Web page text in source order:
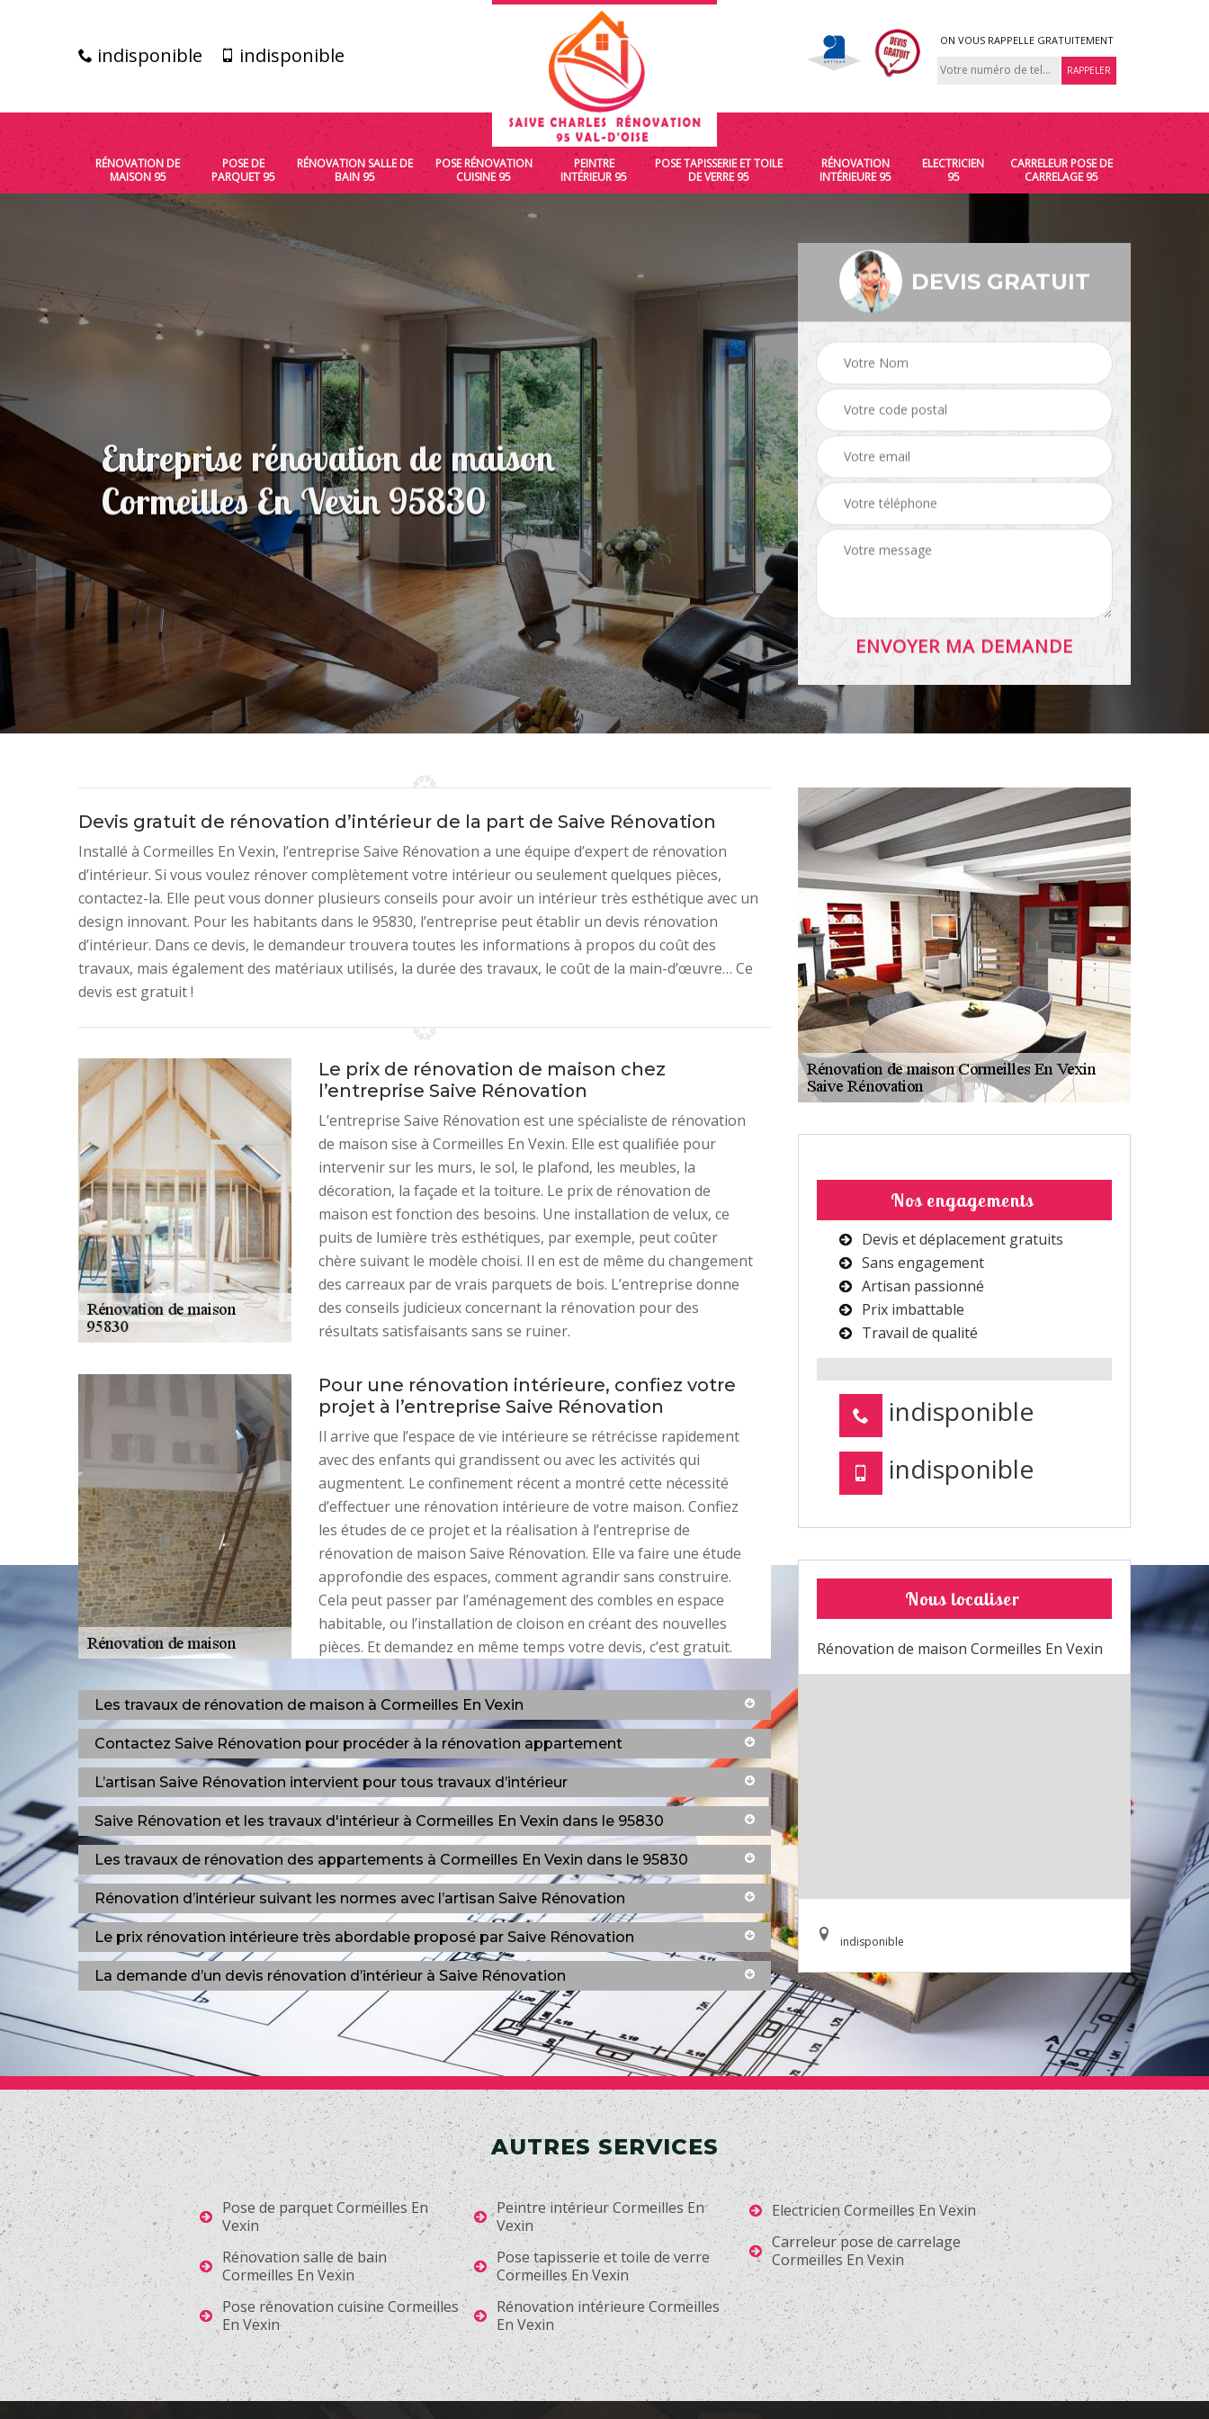
indisponible indisponible
ON VOUS RAPPELLE GRATUITEMENT
RÉNOVATION DE
MAISON 95
POSE DE
PARQUET 95
RÉNOVATION SALLE DE
BAIN 95
POSE RÉNOVATION
CUISINE 95
PEINTRE
INTÉRIEUR 95
POSE TAPISSERIE ET TOILE
DE VERRE 95
RÉNOVATION
INTÉRIEURE 95
ELECTRICIEN
95
CARRELEUR POSE DE
CARRELAGE 95
Entreprise rénovation de maison
Cormeilles En Vexin 95830
DEVIS GRATUIT
Devis gratuit de rénovation d’intérieur de la part de Saive Rénovation
Installé à Cormeilles En Vexin, l’entreprise Saive Rénovation a une équipe d’expert de rénovation
d’intérieur. Si vous voulez rénover complètement votre intérieur ou seulement quelques pièces,
contactez-la. Elle peut vous donner plusieurs conseils pour avoir un intérieur très esthétique avec un
design innovant. Pour les habitants dans le 95830, l’entreprise peut établir un devis rénovation
d’intérieur. Dans ce devis, le demandeur trouvera toutes les informations à propos du coût des
travaux, mais également des matériaux utilisés, la durée des travaux, le coût de la main-d’œuvre… Ce
devis est gratuit !
Le prix de rénovation de maison chez
l’entreprise Saive Rénovation
L’entreprise Saive Rénovation est une spécialiste de rénovation
de maison sise à Cormeilles En Vexin. Elle est qualifiée pour
intervenir sur les murs, le sol, le plafond, les meubles, la
décoration, la façade et la toiture. Le prix de rénovation de
maison est fonction des besoins. Une installation de velux, ce
puits de lumière très esthétiques, par exemple, peut coûter
chère suivant le modèle choisi. Il en est de même du changement
des carreaux par de vrais parquets de bois. L’entreprise donne
des conseils judicieux concernant la rénovation pour des
résultats satisfaisants sans se ruiner.
Pour une rénovation intérieure, confiez votre
projet à l’entreprise Saive Rénovation
Il arrive que l’espace de vie intérieure se rétrécisse rapidement
avec des enfants qui grandissent ou avec les activités qui
augmentent. Le confinement récent a montré cette nécessité
d’effectuer une rénovation intérieure de votre maison. Confiez
les études de ce projet et la réalisation à l’entreprise de
rénovation de maison Saive Rénovation. Elle va faire une étude
approfondie des espaces, comment agrandir sans construire.
Cela peut passer par l’aménagement des combles en espace
habitable, ou l’installation de cloison en créant des nouvelles
pièces. Et demandez en même temps votre devis, c’est gratuit.
Les travaux de rénovation de maison à Cormeilles En Vexin
Contactez Saive Rénovation pour procéder à la rénovation appartement
L’artisan Saive Rénovation intervient pour tous travaux d’intérieur
Saive Rénovation et les travaux d'intérieur à Cormeilles En Vexin dans le 95830
Les travaux de rénovation des appartements à Cormeilles En Vexin dans le 95830
Rénovation d’intérieur suivant les normes avec l’artisan Saive Rénovation
Le prix rénovation intérieure très abordable proposé par Saive Rénovation
La demande d’un devis rénovation d’intérieur à Saive Rénovation
Nos engagements
Devis et déplacement gratuits
Sans engagement
Artisan passionné
Prix imbattable
Travail de qualité
indisponible
indisponible
Nous localiser
Rénovation de maison Cormeilles En Vexin
indisponible
AUTRES SERVICES
Pose de parquet Cormeilles En
Vexin
Rénovation salle de bain
Cormeilles En Vexin
Pose rénovation cuisine Cormeilles
En Vexin
Peintre intérieur Cormeilles En
Vexin
Pose tapisserie et toile de verre
Cormeilles En Vexin
Rénovation intérieure Cormeilles
En Vexin
Electricien Cormeilles En Vexin
Carreleur pose de carrelage
Cormeilles En Vexin